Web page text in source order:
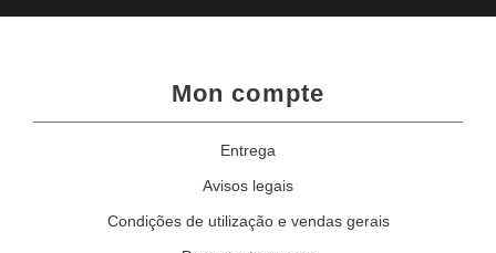
Mon compte
Entrega
Avisos legais
Condições de utilização e vendas gerais